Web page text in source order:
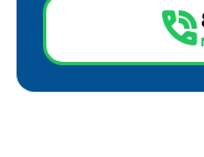
phone_in_talk